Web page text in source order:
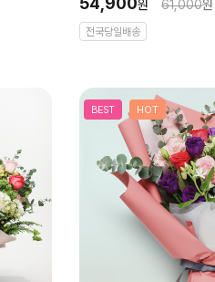
원 61,000원
전국당일배송
BEST HOT